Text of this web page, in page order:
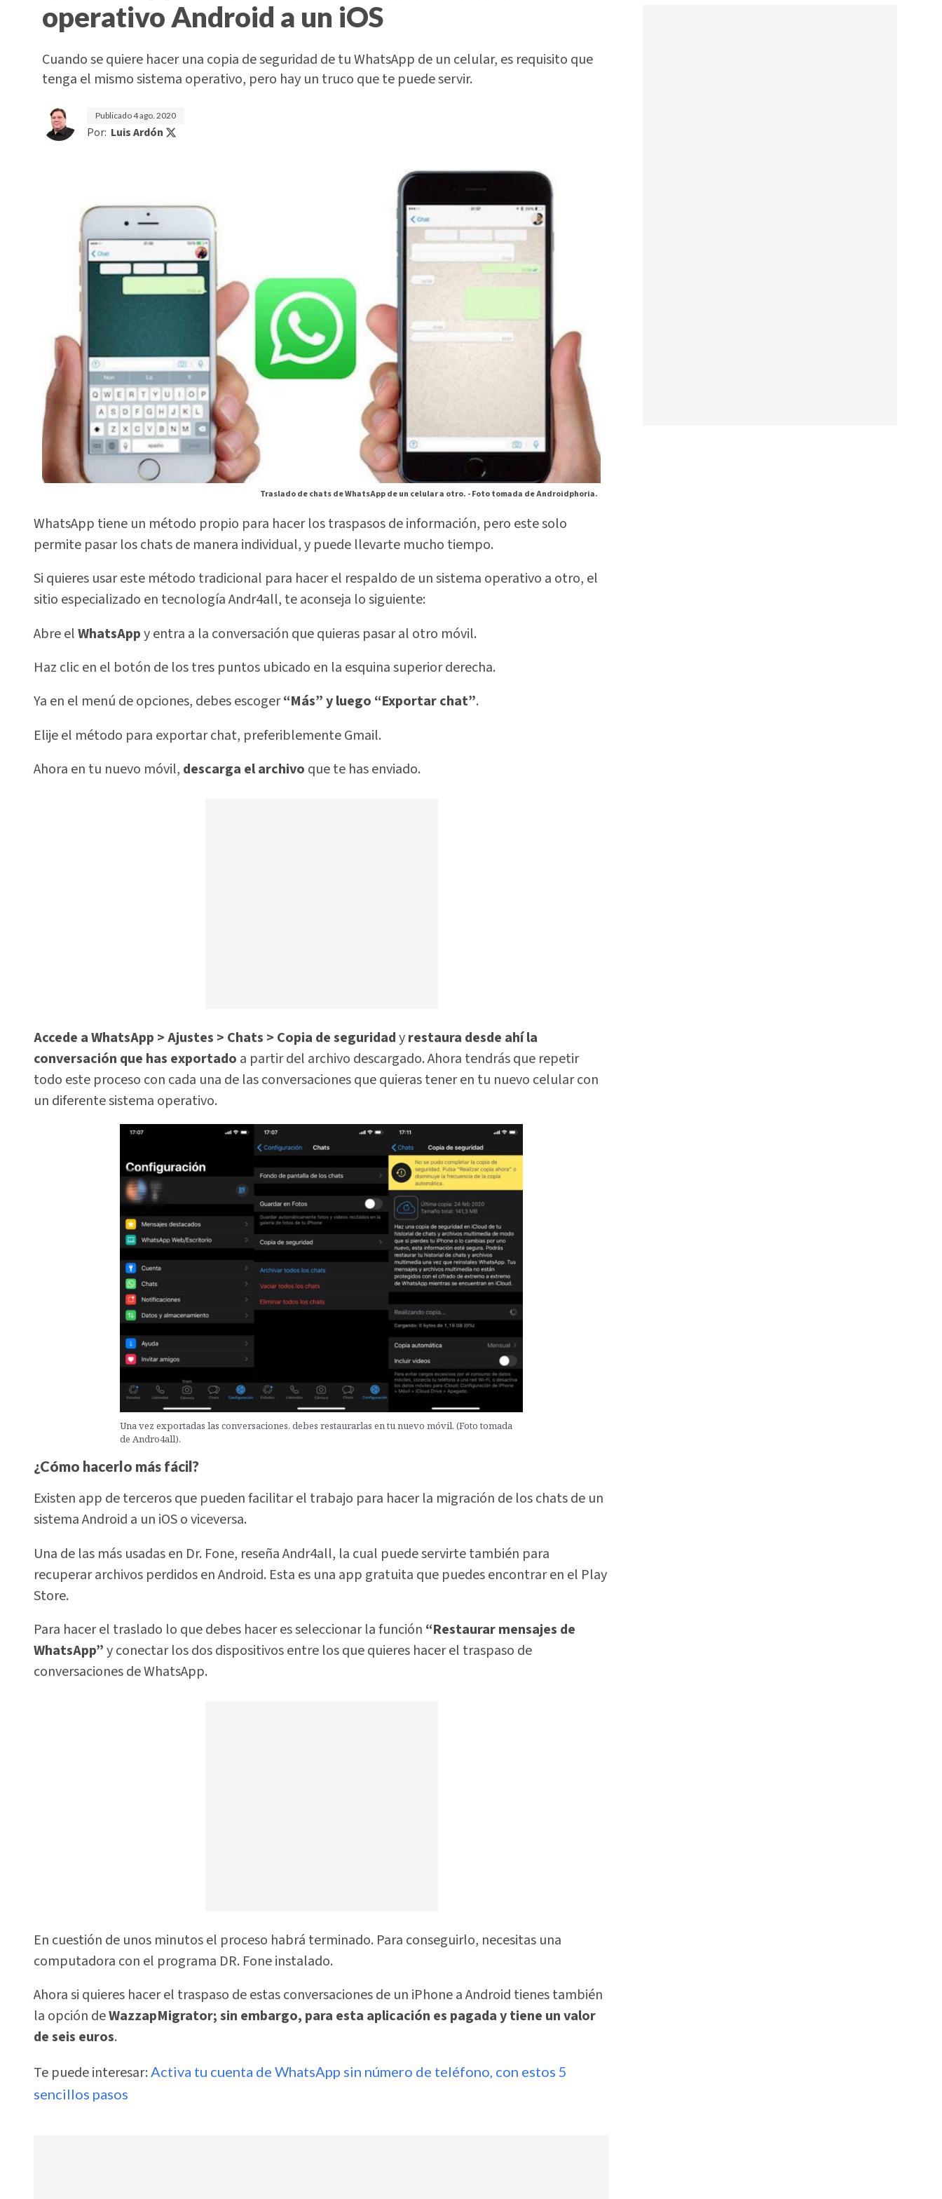
operativo Android a un iOS
Cuando se quiere hacer una copia de seguridad de tu WhatsApp de un celular, es requisito que
tenga el mismo sistema operativo, pero hay un truco que te puede servir.
Publicado4 ago. 2020
Por: Luis Ardón
Traslado de chats de WhatsApp de un celular a otro. -Foto tomada de Androidphoria.
WhatsApp tiene un método propio para hacer los traspasos de información, pero este solo
permite pasar los chats de manera individual, y puede llevarte mucho tiempo.
Si quieres usar este método tradicional para hacer el respaldo de un sistema operativo a otro, el
sitio especializado en tecnología Andr4all, te aconseja lo siguiente:
Abre elWhatsAppy entra a la conversación que quieras pasar al otro móvil.
Haz clic en el botón de los tres puntos ubicado en la esquina superior derecha.
Ya en el menú de opciones, debes escoger“Más” y luego “Exportar chat”.
Elije el método para exportar chat, preferiblemente Gmail.
Ahora en tu nuevo móvil, descarga el archivo que te has enviado.
Accede a WhatsApp > Ajustes > Chats > Copia de seguridadyrestaura desde ahí la
conversación que has exportado a partir del archivo descargado. Ahora tendrás que repetir
todo este proceso con cada una de las conversaciones que quieras tener en tu nuevo celular con
un diferente sistema operativo.
Una vez exportadas las conversaciones, debes restaurarlas en tu nuevo móvil. (Foto tomada
de Andro4all).
¿Cómo hacerlo más fácil?
Existen app de terceros que pueden facilitar el trabajo para hacer la migración de los chats de un
sistema Android a un iOS o viceversa.
Una de las más usadas en Dr. Fone, reseña Andr4all, la cual puede servirte también para
recuperar archivos perdidos en Android. Esta es una app gratuita que puedes encontrar en el Play
Store.
Para hacer el traslado lo que debes hacer es seleccionar la función “Restaurar mensajes de
WhatsApp”y conectar los dos dispositivos entre los que quieres hacer el traspaso de
conversaciones de WhatsApp.
En cuestión de unos minutos el proceso habrá terminado. Para conseguirlo, necesitas una
computadora con el programa DR. Fone instalado.
Ahora si quieres hacer el traspaso de estas conversaciones de un iPhone a Android tienes también
la opción deWazzapMigrator; sin embargo, para esta aplicación es pagada y tiene un valor
de seis euros.
Te puede interesar: Activa tu cuenta de WhatsApp sin número de teléfono, con estos 5
sencillos pasos